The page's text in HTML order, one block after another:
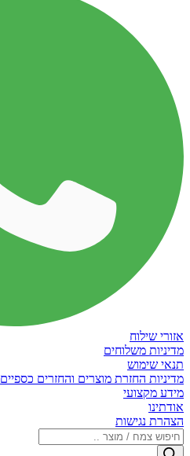
אזורי שילוח
מדיניות משלוחים
תנאי שימוש
מדיניות החזרת מוצרים והחזרים כספיים
מידע מקצועי
אודתינו
הצהרת נגישות
Products
search